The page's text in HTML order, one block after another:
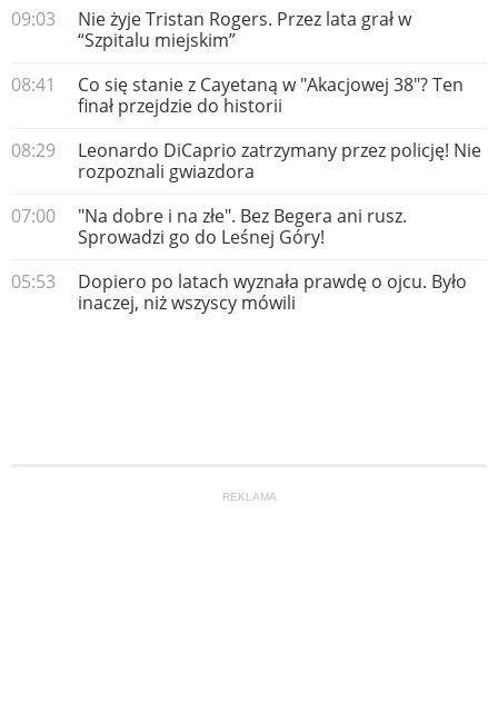
09:03
Nie żyje Tristan Rogers. Przez lata grał w
“Szpitalu miejskim”
08:41
Co się stanie z Cayetaną w "Akacjowej 38"? Ten
finał przejdzie do historii
08:29
Leonardo DiCaprio zatrzymany przez policję! Nie
rozpoznali gwiazdora
07:00
"Na dobre i na złe". Bez Begera ani rusz.
Sprowadzi go do Leśnej Góry!
05:53
Dopiero po latach wyznała prawdę o ojcu. Było
inaczej, niż wszyscy mówili
REKLAMA